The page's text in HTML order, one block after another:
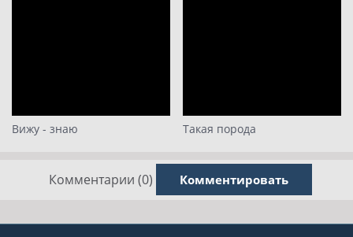
Вижу - знаю Такая порода
Комментарии (0) Комментировать